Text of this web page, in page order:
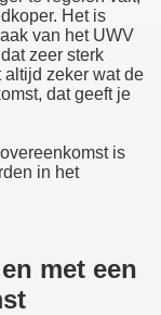
Het is
van het UWV
zeer sterk
altijd zeker wat de
dat geeft je
is
in het
met een